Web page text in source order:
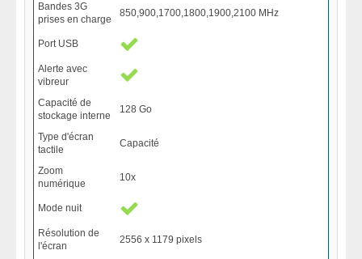
Bandes 3G
prises en charge
850,900,1700,1800,1900,2100 MHz
Port USB
Alerte avec
vibreur
Capacité de
stockage interne
128 Go
Type d'écran
tactile
Capacité
Zoom
numérique
10x
Mode nuit
Résolution de
l'écran
2556 x 1179 pixels